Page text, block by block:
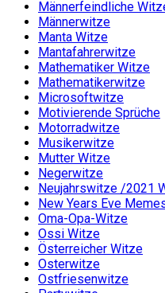
Männerfeindliche
Männerwitze
Manta Witze
Mantafahrerwitze
Mathematiker Witze
Mathematikerwitze
Microsoftwitze
Motivierende Sprüche
Motorradwitze
Musikerwitze
Mutter Witze
Negerwitze
Neujahrswitze /2021
New Years Eve
Oma-Opa-Witze
Ossi Witze
Österreicher Witze
Osterwitze
Ostfriesenwitze